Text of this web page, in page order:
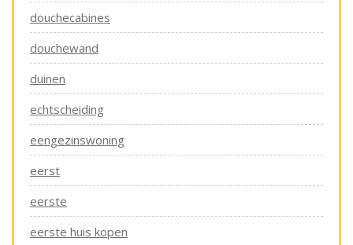
douchecabines
douchewand
duinen
echtscheiding
eengezinswoning
eerst
eerste
eerste huis kopen